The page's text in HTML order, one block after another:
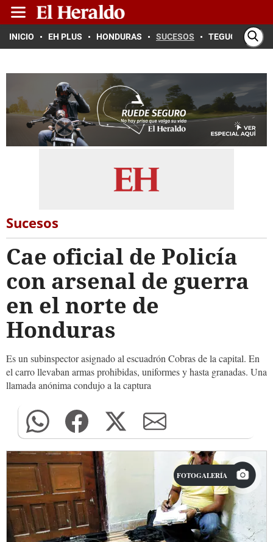
INICIO EH PLUS HONDURAS SUCESOS TEGUCIGALPA
Sucesos
Cae oficial de Policía
con arsenal de guerra
en el norte de
Honduras
Es un subinspector asignado al escuadrón Cobras de la capital. En
el carro llevaban armas prohibidas, uniformes y hasta granadas. Una
llamada anónima condujo a la captura
FOTOGALERÍA